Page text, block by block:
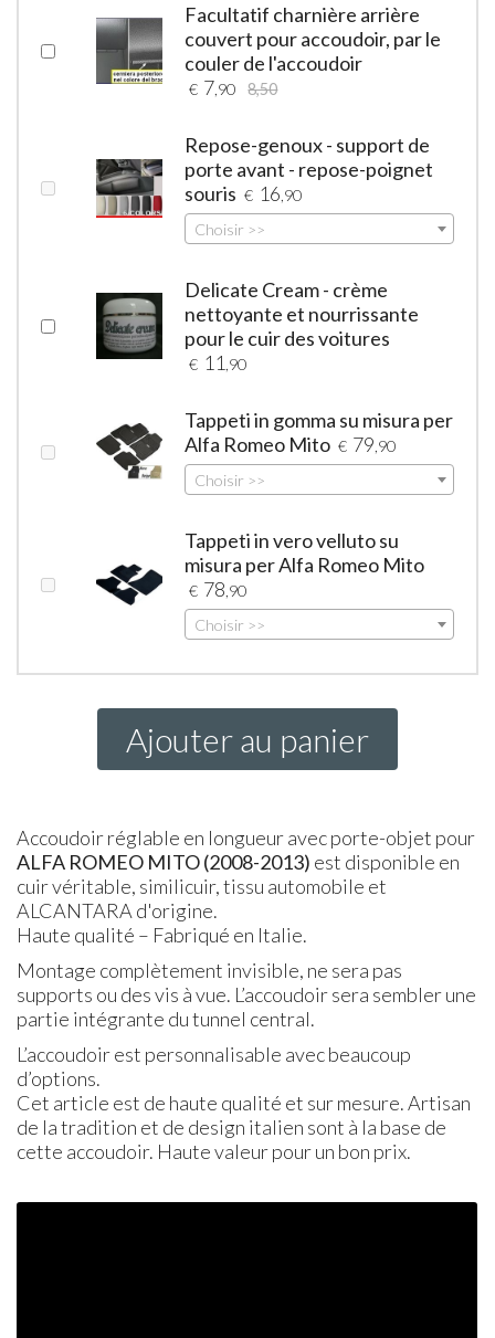
Facultatif charnière arrière
couvert pour accoudoir, par le
couler de l'accoudoir
€ 7 ,90 8,50
Repose-genoux - support de
porte avant - repose-poignet
souris € 16 ,90
Choisir >>
Delicate Cream - crème
nettoyante et nourrissante
pour le cuir des voitures
€ 11 ,90
Tappeti in gomma su misura per
Alfa Romeo Mito € 79 ,90
Choisir >>
Tappeti in vero velluto su
misura per Alfa Romeo Mito
€ 78 ,90
Choisir >>
Ajouter au panier
Accoudoir réglable en longueur avec porte-objet pour
ALFA ROMEO MITO(2008-2013) est disponible en
cuir véritable, similicuir, tissu automobile et
ALCANTARA d'origine.
Haute qualité – Fabriqué en Italie.
Montage complètement invisible, ne sera pas
supports ou des vis à vue. L’accoudoir sera sembler une
partie intégrante du tunnel central.
L’accoudoir est personnalisable avec beaucoup
d’options.
Cet article est de haute qualité et sur mesure. Artisan
de la tradition et de design italien sont à la base de
cette accoudoir. Haute valeur pour un bon prix.